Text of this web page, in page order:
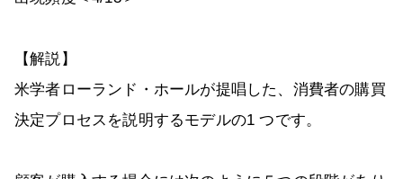
【解説】
米学者ローランド・ホールが提唱した、消費者の購買
決定プロセスを説明するモデルの1 つです。